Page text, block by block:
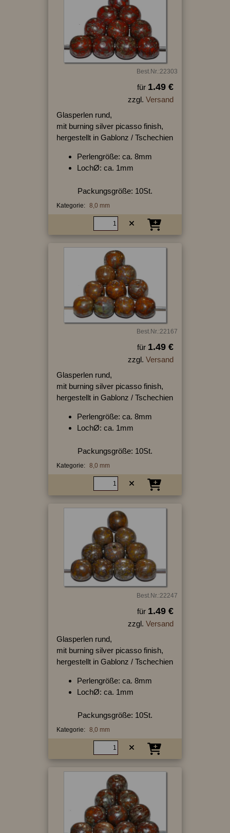
Best.Nr.:22303
für 1.49 €
zzgl. Versand
Glasperlen rund,
mit burning silver picasso finish,
hergestellt in Gablonz / Tschechien
Perlengröße: ca. 8mm
LochØ: ca. 1mm
Packungsgröße: 10St.
Kategorie: 8,0 mm
Best.Nr.:22167
für 1.49 €
zzgl. Versand
Glasperlen rund,
mit burning silver picasso finish,
hergestellt in Gablonz / Tschechien
Perlengröße: ca. 8mm
LochØ: ca. 1mm
Packungsgröße: 10St.
Kategorie: 8,0 mm
Best.Nr.:22247
für 1.49 €
zzgl. Versand
Glasperlen rund,
mit burning silver picasso finish,
hergestellt in Gablonz / Tschechien
Perlengröße: ca. 8mm
LochØ: ca. 1mm
Packungsgröße: 10St.
Kategorie: 8,0 mm